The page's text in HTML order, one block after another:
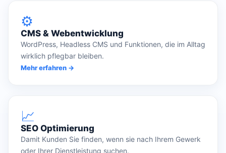
⚙️
CMS & Webentwicklung
WordPress, Headless CMS und Funktionen, die im Alltag
wirklich pflegbar bleiben.
Mehr erfahren →
📈
SEO Optimierung
Damit Kunden Sie finden, wenn sie nach Ihrem Gewerk
oder Ihrer Dienstleistung suchen.